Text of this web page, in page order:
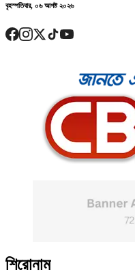
বৃহস্পতিবার, ০৬ আগষ্ট ২০২৬
শিরোনাম